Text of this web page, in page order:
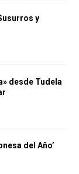
y
desde Tudela
del Año’